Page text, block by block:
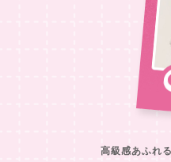
高級感あふれ